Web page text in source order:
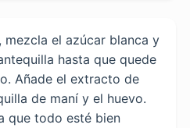
mezcla el azúcar blanca y
hasta que quede
Añade el extracto de
de maní y el huevo.
que todo esté bien